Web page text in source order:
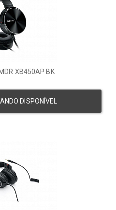
XB450AP BK
DISPONÍVEL